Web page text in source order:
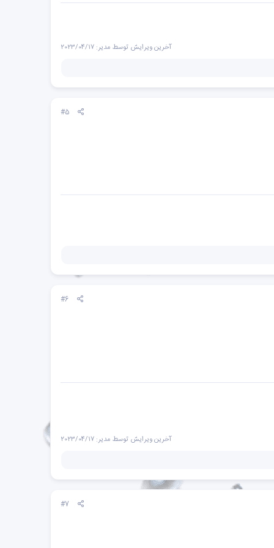
آخرین ویرایش توسط مدیر: 2023/04/17
#5
#6
آخرین ویرایش توسط مدیر: 2023/04/17
#7